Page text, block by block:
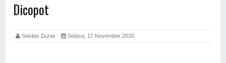
Dicopot
Sekilas Dunia Selasa, 17 November 2020